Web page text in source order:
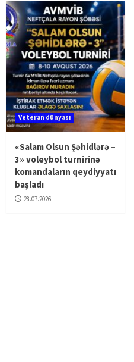
Veteran dünyası
«Salam Olsun Şəhidlərə –
3» voleybol turnirinə
komandaların qeydiyyatı
başladı
28.07.2026